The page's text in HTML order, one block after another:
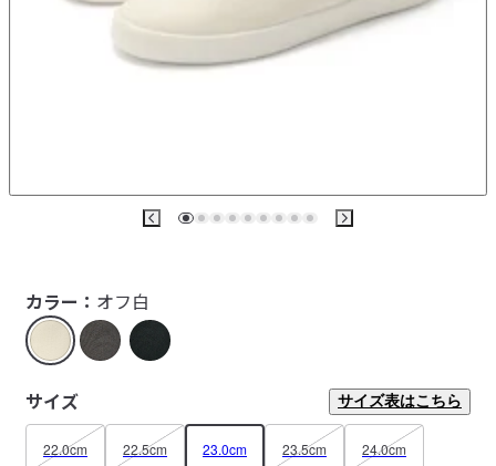
カラー： オフ白
サイズ サイズ表はこちら
22.0cm 22.5cm 23.0cm 23.5cm 24.0cm